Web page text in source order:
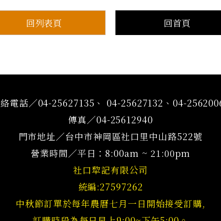
回列表頁 回首頁
電話／04-25627135、 04-25627132、04-
傳真／04-25612940
門市地址／台中市神岡區社口里中山路522號
營業時間／平日：8:00am ~ 21:00pm
社口犂記有限公司
統編:27597262
中秋節訂單於每年農曆七月一日開始接受訂購,